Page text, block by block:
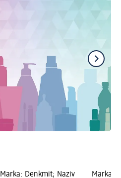
Marka: Denkmit; Naziv Marka: